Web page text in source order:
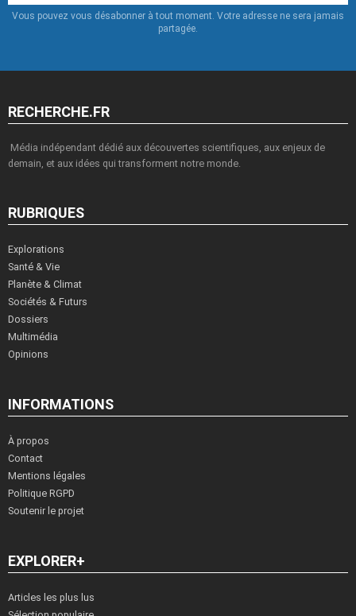
Vous pouvez vous désabonner à tout moment. Votre adresse ne sera jamais
partagée.
RECHERCHE.FR
Média indépendant dédié aux découvertes scientifiques, aux enjeux de
demain, et aux idées qui transforment notre monde.
RUBRIQUES
Explorations
Santé & Vie
Planète & Climat
Sociétés & Futurs
Dossiers
Multimédia
Opinions
INFORMATIONS
À propos
Contact
Mentions légales
Politique RGPD
Soutenir le projet
EXPLORER+
Articles les plus lus